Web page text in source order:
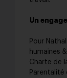
Un
Pour
humaines
Charte de
Parentalité